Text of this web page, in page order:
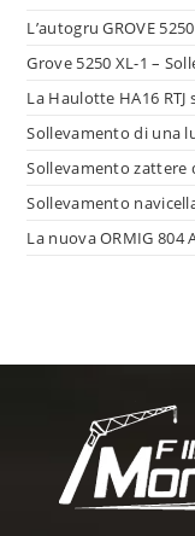
L’autogru GROVE
Grove 5250 XL-1 –
La Haulotte HA16
Sollevamento di una
Sollevamento zattere
Sollevamento
La nuova ORMIG 804